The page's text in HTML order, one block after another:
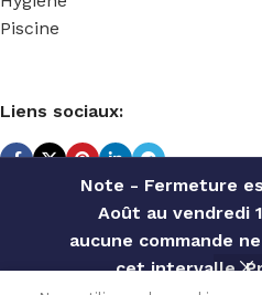
Note - Fermeture
Août au vendredi
aucune commande
cet intervalle.
Piscine
Liens sociaux:
TECHNIDOSE 2022
TETE DE